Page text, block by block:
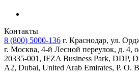
Контакты
8 (800) 5000-136 г. Краснодар, ул.
г. Москва, 4-й Лесной переулок, д. 4,
20335-001, IFZA Business Park, DDP,
A2, Dubai, United Arab Emirates, P. O.